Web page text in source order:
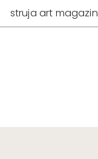
struja art magazin